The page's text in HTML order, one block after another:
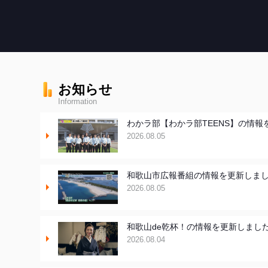
お知らせ
Information
わかラ部【わかラ部TEENS】の情報
2026.08.05
和歌山市広報番組の情報を更新しまし
2026.08.05
和歌山de乾杯！の情報を更新しました
2026.08.04